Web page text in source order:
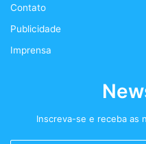
Contato
Publicidade
Imprensa
Inscreva-se e receba as